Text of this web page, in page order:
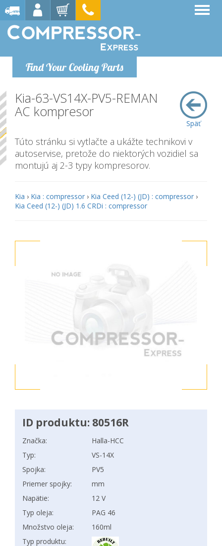
Find Your Cooling Parts
Späť
Kia-63-VS14X-PV5-REMAN
AC kompresor
Túto stránku si vytlačte a ukážte technikovi v
autoservise, pretože do niektorých vozidiel sa
montujú aj 2-3 typy kompresorov.
Kia › Kia : compressor › Kia Ceed (12-) (JD) : compressor ›
Kia Ceed (12-) (JD) 1.6 CRDi : compressor
ID produktu: 80516R
Značka:
Halla-HCC
Typ:
VS-14X
Spojka:
PV5
Priemer spojky:
mm
Napätie:
12 V
Typ oleja:
PAG 46
Množstvo oleja:
160ml
Typ produktu: